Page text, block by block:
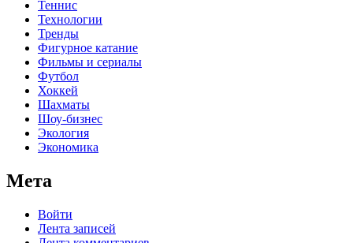
Теннис
Технологии
Тренды
Фигурное катание
Фильмы и сериалы
Футбол
Хоккей
Шахматы
Шоу-бизнес
Экология
Экономика
Мета
Войти
Лента записей